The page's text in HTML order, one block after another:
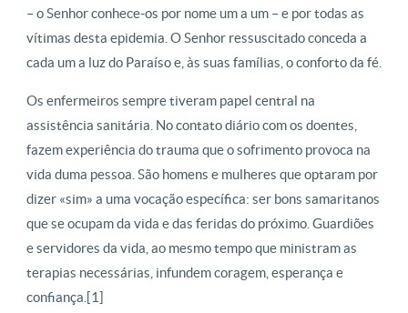
– o Senhor conhece-os por nome um a um – e por todas as
vítimas desta epidemia. O Senhor ressuscitado conceda a
cada um a luz do Paraíso e, às suas famílias, o conforto da fé.
Os enfermeiros sempre tiveram papel central na
assistência sanitária. No contato diário com os doentes,
fazem experiência do trauma que o sofrimento provoca na
vida duma pessoa. São homens e mulheres que optaram por
dizer «sim» a uma vocação específica: ser bons samaritanos
que se ocupam da vida e das feridas do próximo. Guardiões
e servidores da vida, ao mesmo tempo que ministram as
terapias necessárias, infundem coragem, esperança e
confiança.[1]